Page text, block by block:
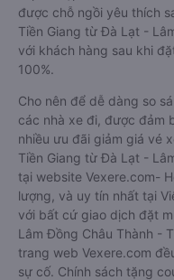
được chỗ ngồi yêu thích
Tiền Giang từ Đà Lạt -
với khách hàng sau khi
100%.
Cho nên để dễ dàng so
các nhà xe đi, được đảm
nhiều ưu đãi giảm giá vé
Tiền Giang từ Đà Lạt -
tại website Vexere.com-
lượng, và uy tín nhất tại
với bất cứ giao dịch đặt
Lâm Đồng Châu Thành -
trang web Vexere.com
sự cố. Chính sách tặng